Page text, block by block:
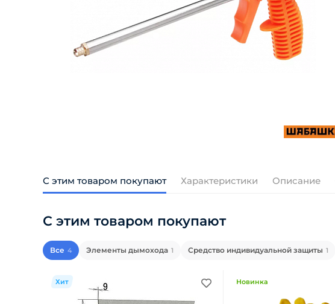
С этим товаром покупают Характеристики Описание
С этим товаром покупают
Все 4 Элементы дымохода 1 Средство индивидуальной защиты 1
Хит Новинка